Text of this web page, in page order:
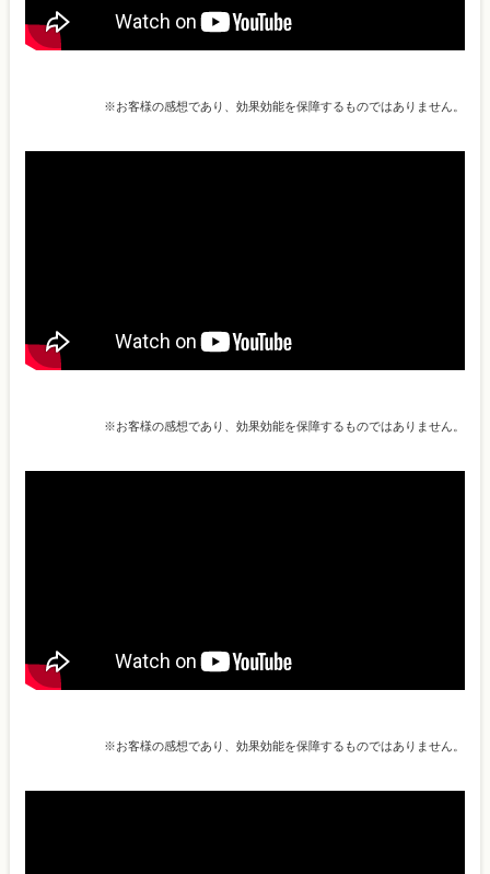
※お客様の感想であり、効果効能を保障するものではありません。
※お客様の感想であり、効果効能を保障するものではありません。
※お客様の感想であり、効果効能を保障するものではありません。